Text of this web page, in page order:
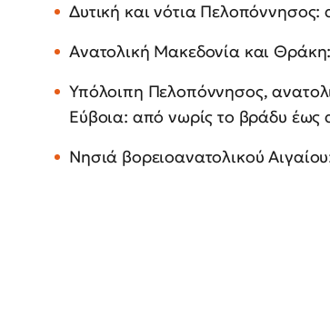
Δυτική και νότια
Ανατολική Μακεδονία και
Υπόλοιπη Πελοπόννησος,
Εύβοια: από νωρίς το βράδυ έως
Νησιά βορειοανατολικού